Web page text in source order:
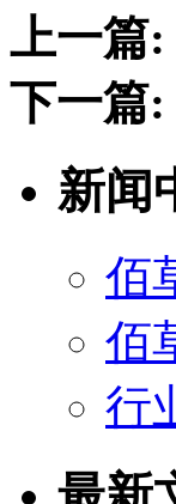
上一篇:
下一篇:
新闻
佰
佰
行